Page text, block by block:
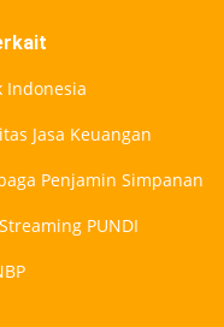
Indonesia
Jasa Keuangan
Penjamin Simpanan
PUNDI